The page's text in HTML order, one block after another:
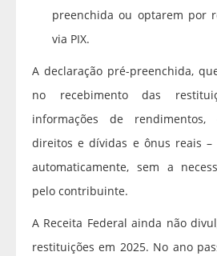
preenchida ou optarem por
via PIX.
A declaração pré-preenchida,
no recebimento das
informações de
direitos e dívidas e ônus reais –
automaticamente, sem a
pelo contribuinte.
A Receita Federal ainda não
restituições em 2025. No ano